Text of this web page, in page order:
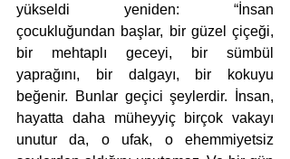
yükseldi yeniden: “İnsan
çocukluğundan başlar, bir güzel çiçeği,
bir mehtaplı geceyi, bir sümbül
yaprağını, bir dalgayı, bir kokuyu
beğenir. Bunlar geçici şeylerdir. İnsan,
hayatta daha müheyyiç birçok vakayı
unutur da, o ufak, o ehemmiyetsiz